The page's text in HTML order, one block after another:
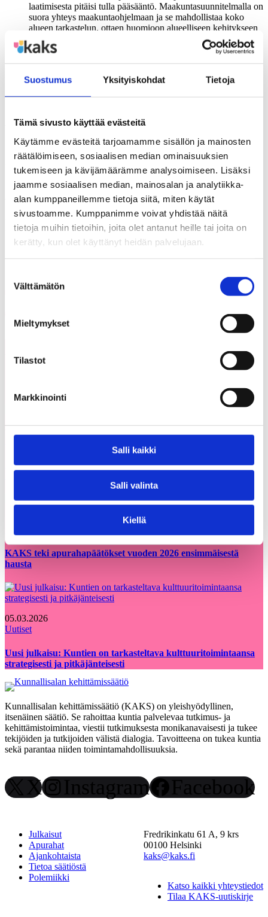
Suostumus Yksityiskohdat Tietoja
Tämä sivusto käyttää evästeitä
Käytämme evästeitä tarjoamamme sisällön ja mainosten
räätälöimiseen, sosiaalisen median ominaisuuksien
tukemiseen ja kävijämäärämme analysoimiseen. Lisäksi
jaamme sosiaalisen median, mainosalan ja analytiikka-
alan kumppaneillemme tietoja siitä, miten käytät
sivustoamme. Kumppanimme voivat yhdistää näitä
tietoja muihin tietoihin, joita olet antanut heille tai joita on
kerätty, kun olet käyttänyt heidän palvelujaan.
valinta
Välttämätön
Mieltymykset
Tilastot
Markkinointi
Salli kaikki
Salli valinta
Kiellä
laatimisesta pitäisi tulla pääsääntö. Maakuntasuunnitelmalla on
suora yhteys maakuntaohjelmaan ja se mahdollistaa koko
alueen tarkastelun, ottaen huomioon alueelliseen kehitykseen
vaikuttavat muutostekijät ja -trendit.
Ylikunnallisissa maankäyttökysymyksissä ja kuntien välisissä
Maaseutuvaltaisesta yhteisöstä on kehittynyt kaupungistunut maa.
ajan tarpeita. Uusi laki on aina sisältänyt entiseen verrattuna uuden
Merkittävän työuran maankäytön ja kaavoituksen piirissä tehnyt
tekniikan tohtori Juha Talvitie tarkastelee Julkaisussa alan
lainsäädännön kehitystä ja päätöksentekojärjestelmää.
Julkaisu luettavissatästä.
Lisätietoja: Juha Talvitie, juha.talvitie@ kolumbus.fi, 050 648
29.
Jaa artikkeli
Share on Facebook
Email this Page
Voisit olla kiinnostunut myös
Kaikki
ajankohtaiset
Etsimme Kunnallisalan kehittämissäätiölle
uutta talouspäällikköä
KAKS teki apurahapäätökset vuoden 2026 ensimmäisestä
hausta
05.03.2026
Uutiset
Uusi julkaisu: Kuntien on tarkasteltava kulttuuritoimintaansa
strategisesti ja pitkäjänteisesti
Kunnallisalan kehittämissäätiö (KAKS) on yleishyödyllinen,
itsenäinen säätiö. Se rahoittaa kuntia palvelevaa tutkimus- ja
kehittämistoimintaa, viestii tutkimuksesta monikanavaisesti ja tukee
tekijöiden ja tutkijoiden välistä dialogia. Tavoitteena on tukea kuntia
sekä parantaa niiden toimintamahdollisuuksia.
X Instagram Facebook
Julkaisut
Apurahat
Ajankohtaista
Tietoa säätiöstä
Polemiikki
Fredrikinkatu 61 A, 9 krs
00100 Helsinki
kaks@kaks.fi
Katso kaikki yhteystiedot
Tilaa KAKS-uutiskirje